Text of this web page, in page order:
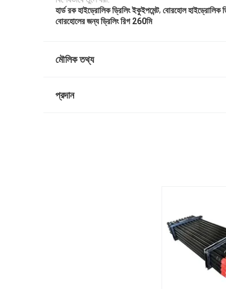
হার্ড রক হাইড্রোলিক ড্রিলিং ইকুইপমেন্ট, বোরহোল হাইড্রোলিক
বোরহোলের জন্য ড্রিলিং রিগ 260মি
মৌলিক তথ্য
প্রদান